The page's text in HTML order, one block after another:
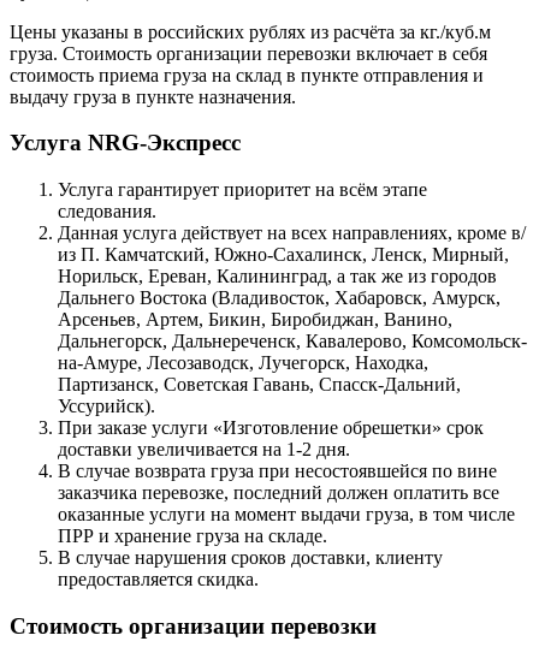
Цены указаны в российских рублях из расчёта за кг./куб.м
груза. Стоимость организации перевозки включает в себя
стоимость приема груза на склад в пункте отправления и
выдачу груза в пункте назначения.
Услуга NRG-Экспресс
Услуга гарантирует приоритет на всём этапе
следования.
Данная услуга действует на всех направлениях, кроме в/
из П. Камчатский, Южно-Сахалинск, Ленск, Мирный,
Норильск, Ереван, Калининград, а так же из городов
Дальнего Востока (Владивосток, Хабаровск, Амурск,
Арсеньев, Артем, Бикин, Биробиджан, Ванино,
Дальнегорск, Дальнереченск, Кавалерово, Комсомольск-
на-Амуре, Лесозаводск, Лучегорск, Находка,
Партизанск, Советская Гавань, Спасск-Дальний,
Уссурийск).
При заказе услуги «Изготовление обрешетки» срок
доставки увеличивается на 1-2 дня.
В случае возврата груза при несостоявшейся по вине
заказчика перевозке, последний должен оплатить все
оказанные услуги на момент выдачи груза, в том числе
ПРР и хранение груза на складе.
В случае нарушения сроков доставки, клиенту
предоставляется скидка.
Стоимость организации перевозки